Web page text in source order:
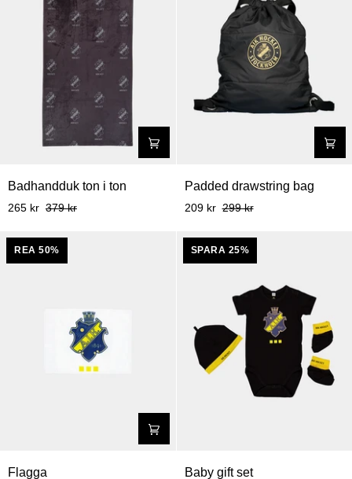
Badhandduk
ton
Badhandduk ton i ton
265 kr 379 kr
Padded
Padded drawstring bag
209 kr 299 kr
REA 50%
Flagga
Flagga
SPARA 25%
Baby
Baby gift set